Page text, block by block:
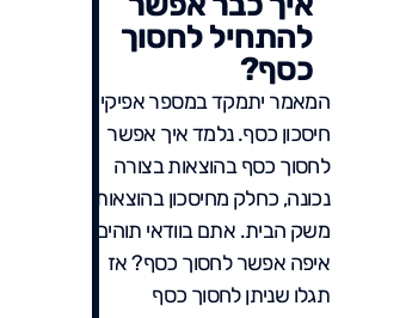
להתחיל לחסוך
כסף?
המאמר יתמקד במספר אפיקי
חיסכון כסף. נלמד איך אפשר
לחסוך כסף בהוצאות בצורה
נכונה, כחלק מחיסכון בהוצאות
משק הבית. אתם בוודאי תוהים
איפה אפשר לחסוך כסף? אז
תגלו שניתן לחסוך כסף